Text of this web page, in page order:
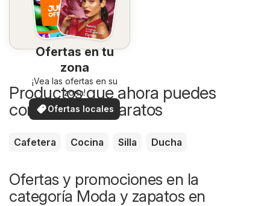
Ofertas en tu
zona
¡Vea las ofertas en su
zona!
Ofertas locales
Productos que ahora puedes
comprar más baratos
Cafetera Cocina Silla Ducha
Ofertas y promociones en la
categoría Moda y zapatos en